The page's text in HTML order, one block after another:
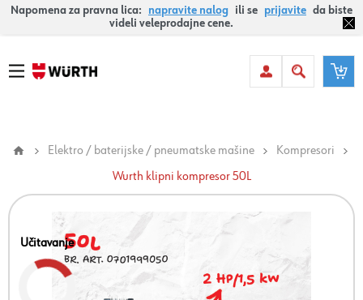
Napomena za pravna lica: napravite nalog ili se prijavite da biste
videli veleprodajne cene.
Elektro / baterijske / pneumatske mašine
Kompresori
Wurth klipni kompresor 50L
Učitavanje